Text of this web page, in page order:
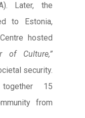
Later, the
to Estonia,
hosted
of Culture,”
security.
15
from